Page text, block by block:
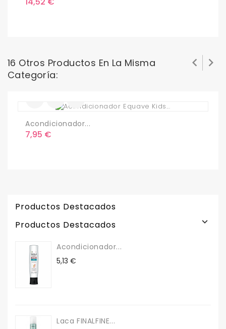
16 Otros Productos En La Misma
Categoría:
Acondicionador...
Precio
7,95 €
 
Productos Destacados
Productos Destacados

Acondicionador...
Precio
5,13 €
Laca FINALFINE...